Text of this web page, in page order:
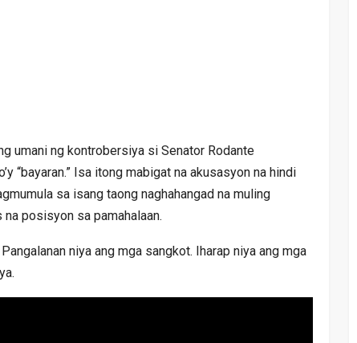
umani ng kontrobersiya si Senator Rodante
“bayaran.” Isa itong mabigat na akusasyon na hindi
sa isang taong naghahangad na muling
posisyon sa pamahalaan.
niya ang mga sangkot. Iharap niya ang mga